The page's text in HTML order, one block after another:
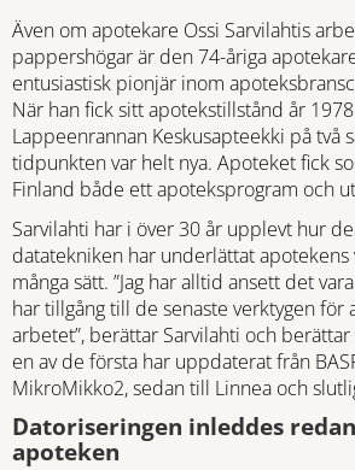
Även om apotekare Ossi Sarvilahtis
pappershögar är den 74-åriga
entusiastisk pionjär inom
När han fick sitt apotekstillstånd år
Lappeenrannan Keskusapteekki på två
tidpunkten var helt nya. Apoteket fick
Finland både ett apoteksprogram och
Sarvilahti har i över 30 år upplevt hur
datatekniken har underlättat apotekens
många sätt. ”Jag har alltid ansett det
har tillgång till de senaste verktygen för
arbetet”, berättar Sarvilahti och
en av de första har uppdaterat från
MikroMikko2, sedan till Linnea och
Datoriseringen inleddes
apoteken